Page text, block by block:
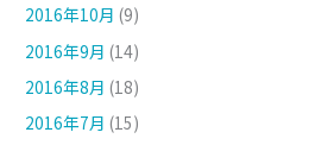
2016年10月 (9)
2016年9月 (14)
2016年8月 (18)
2016年7月 (15)